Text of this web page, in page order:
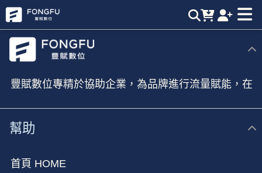
短影音製作心法 | 豐賦數位，業界最強短影音製作團隊
豐賦數位專精於協助企業，為品牌進行流量賦能，在
幫助
首頁 HOME